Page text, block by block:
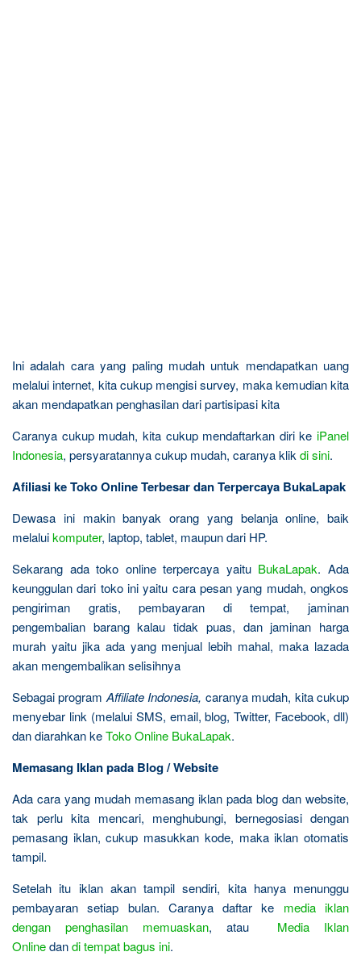
Ini adalah cara yang paling mudah untuk mendapatkan uang
melalui internet, kita cukup mengisi survey, maka kemudian kita
akan mendapatkan penghasilan dari partisipasi kita
Caranya cukup mudah, kita cukup mendaftarkan diri ke iPanel
Indonesia, persyaratannya cukup mudah, caranya klik di sini.
Afiliasi ke Toko Online Terbesar dan Terpercaya BukaLapak
Dewasa ini makin banyak orang yang belanja online, baik
melaluikomputer, laptop, tablet, maupun dari HP.
Sekarang ada toko online terpercaya yaitu BukaLapak. Ada
keunggulan dari toko ini yaitu cara pesan yang mudah, ongkos
pengiriman gratis, pembayaran di tempat, jaminan
pengembalian barang kalau tidak puas, dan jaminan harga
murah yaitu jika ada yang menjual lebih mahal, maka lazada
akan mengembalikan selisihnya
Sebagai program Affiliate Indonesia, caranya mudah, kita cukup
menyebar link (melalui SMS, email, blog, Twitter, Facebook, dll)
dan diarahkan keToko Online BukaLapak.
Memasang Iklan pada Blog / Website
Ada cara yang mudah memasang iklan pada blog dan website,
tak perlu kita mencari, menghubungi, bernegosiasi dengan
pemasang iklan, cukup masukkan kode, maka iklan otomatis
tampil.
Setelah itu iklan akan tampil sendiri, kita hanya menunggu
pembayaran setiap bulan. Caranya daftar ke media iklan
dengan penghasilan memuaskan, atau Media Iklan
Onlinedandi tempat bagus ini.